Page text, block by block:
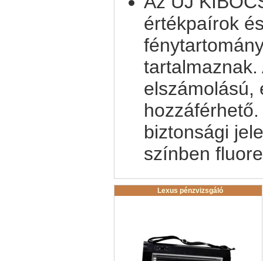
értékpaírok
elszámolású,
biztonsági
színben
Lexus pénzvizsgáló